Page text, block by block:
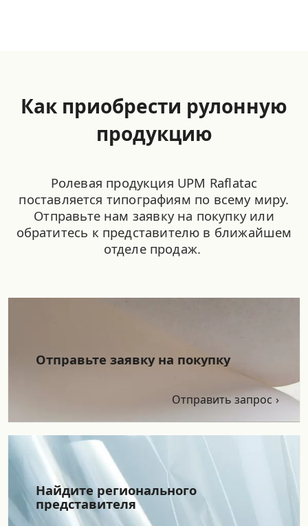
Как приобрести рулонную
продукцию
Ролевая продукция UPM Raflatac
поставляется типографиям по всему миру.
Отправьте нам заявку на покупку или
обратитесь к представителю в ближайшем
отделе продаж.
Отправьте заявку на покупку
Отправить запрос
Найдите регионального
представителя